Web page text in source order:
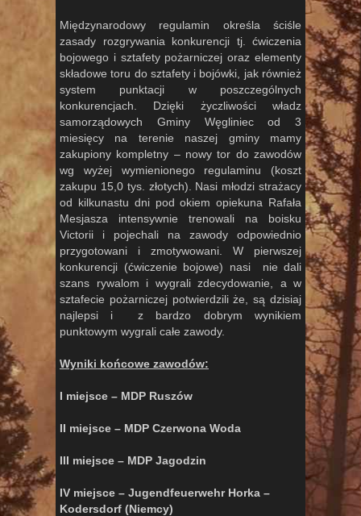
Międzynarodowy regulamin określa ściśle
zasady rozgrywania konkurencji tj. ćwiczenia
bojowego i sztafety pożarniczej oraz elementy
składowe toru do sztafety i bojówki, jak również
system punktacji w poszczególnych
konkurencjach. Dzięki życzliwości władz
samorządowych Gminy Węgliniec od 3
miesięcy na terenie naszej gminy mamy
zakupiony kompletny – nowy tor do zawodów
wg wyżej wymienionego regulaminu (koszt
zakupu 15,0 tys. złotych). Nasi młodzi strażacy
od kilkunastu dni pod okiem opiekuna Rafała
Mesjasza intensywnie trenowali na boisku
Victorii i pojechali na zawody odpowiednio
przygotowani i zmotywowani. W pierwszej
konkurencji (ćwiczenie bojowe) nasi nie dali
szans rywalom i wygrali zdecydowanie, a w
sztafecie pożarniczej potwierdzili że, są dzisiaj
najlepsi i z bardzo dobrym wynikiem
punktowym wygrali całe zawody.
Wyniki końcowe zawodów:
I miejsce – MDP Ruszów
II miejsce – MDP Czerwona Woda
III miejsce – MDP Jagodzin
IV miejsce – Jugendfeuerwehr Horka –
Kodersdorf (Niemcy)